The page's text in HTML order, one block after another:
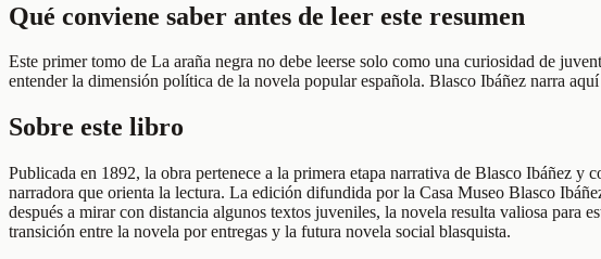
Qué conviene saber antes de leer este resumen
Este primer tomo de La araña negra no debe leerse solo como una curiosidad de
entender la dimensión política de la novela popular española. Blasco Ibáñez narra
Sobre este libro
Publicada en 1892, la obra pertenece a la primera etapa narrativa de Blasco Ibáñez
narradora que orienta la lectura. La edición difundida por la Casa Museo Blasco
después a mirar con distancia algunos textos juveniles, la novela resulta valiosa
transición entre la novela por entregas y la futura novela social blasquista.